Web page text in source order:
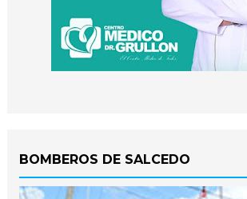
BOMBEROS DE SALCEDO